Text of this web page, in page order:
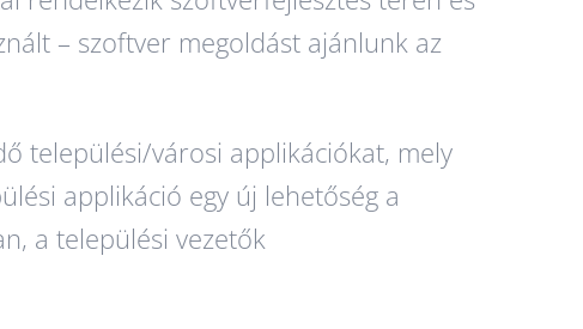
– szoftver megoldást ajánlunk az
települési/városi applikációkat, mely
applikáció egy új lehetőség a
a települési vezetők